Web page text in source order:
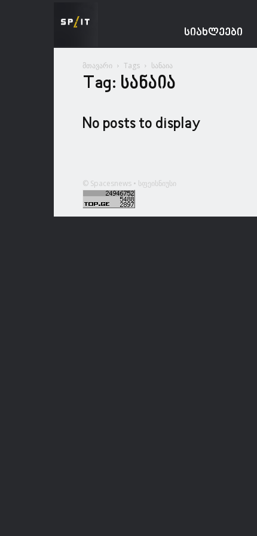
ᲡᲘᲐᲮᲚᲔᲔᲑᲘ
მთავარი Tags სანაია
Tag: სანაია
No posts to display
© Spacesnews • სფეისნიუსი